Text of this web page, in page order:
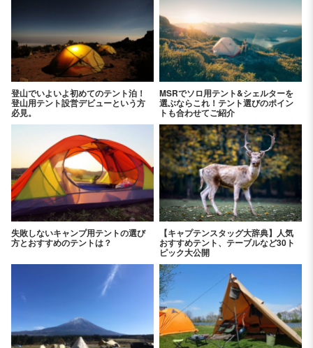
登山でいよいよ初めてのテント泊！
登山用テント設営デビューという方
必見。
MSRでソロ用テント&シェルターを
選ぶならこれ！テント選びのポイン
トも合わせてご紹介
失敗しないキャンプ用テントの選び
方とおすすめのテントは？
【キャプテンスタッグ大辞典】人気
おすすめテント、テーブルなど30ト
ピック大公開